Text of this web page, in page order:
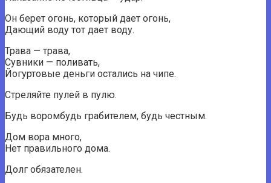
Он берет огонь, который дает огонь,
Дающий воду тот дает воду.
Трава — трава,
Сувники — поливать,
Йогуртовые деньги остались на чипе.
Стреляйте пулей в пулю.
Будь воромбудь грабителем, будь честным.
Дом вора много,
Нет правильного дома.
Долг обязателен.